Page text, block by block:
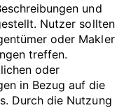
und
Nutzer sollten
oder Makler
treffen.
oder
in Bezug auf die
Durch die Nutzung